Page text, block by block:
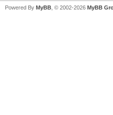
Powered By MyBB , © 2002-2026 MyBB